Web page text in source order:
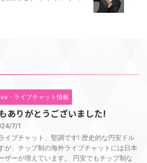
・ライブチャット情報
ありがとうございました!
7/1
イブチャット、堅調です! 歴史的な円安ドル
が、チップ制の海外ライブチャットには日本
ザーが増えています。 円安でもチップ制な